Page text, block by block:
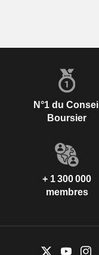
N°1 du Conseil
Boursier
+ 1 300 000
membres